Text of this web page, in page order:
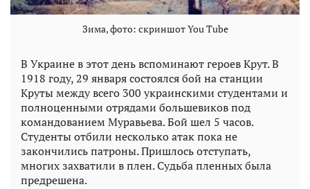
Зима, фото: скриншот You Tube
В Украине в этот день вспоминают героев Крут. В
1918 году, 29 января состоялся бой на станции
Круты между всего 300 украинскими студентами и
полноценными отрядами большевиков под
командованием Муравьева. Бой шел 5 часов.
Студенты отбили несколько атак пока не
закончились патроны. Пришлось отступать,
многих захватили в плен. Судьба пленных была
предрешена.